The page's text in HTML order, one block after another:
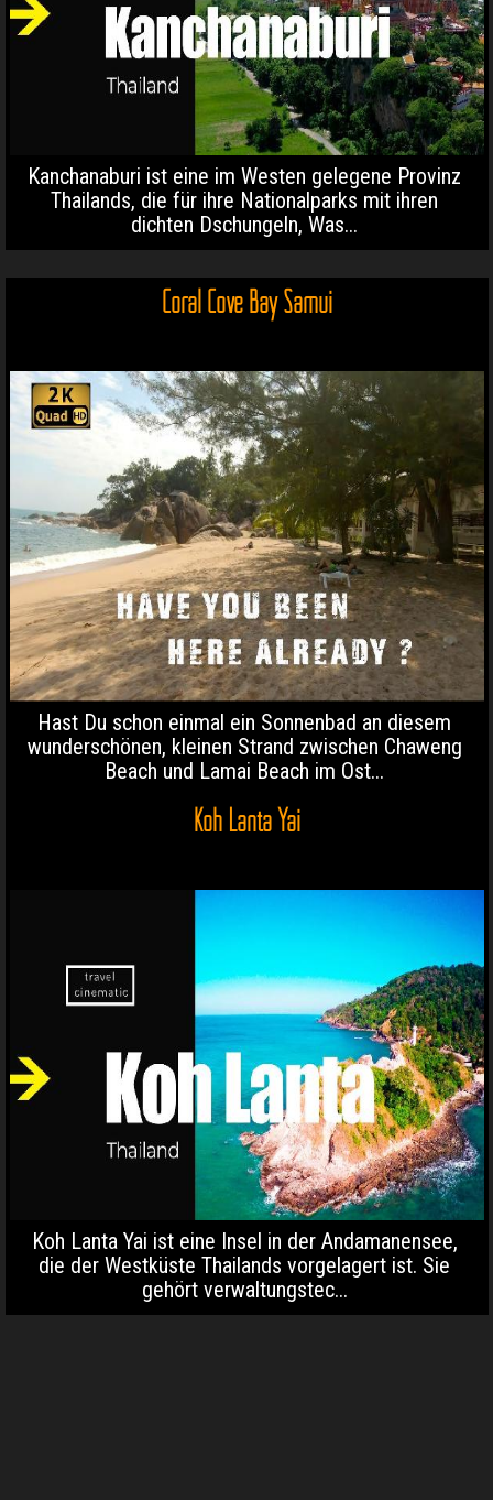
Kanchanaburi ist eine im Westen gelegene Provinz
Thailands, die für ihre Nationalparks mit ihren
dichten Dschungeln, Was...
Coral Cove Bay Samui
Hast Du schon einmal ein Sonnenbad an diesem
wunderschönen, kleinen Strand zwischen Chaweng
Beach und Lamai Beach im Ost...
Koh Lanta Yai
Koh Lanta Yai ist eine Insel in der Andamanensee,
die der Westküste Thailands vorgelagert ist. Sie
gehört verwaltungstec...